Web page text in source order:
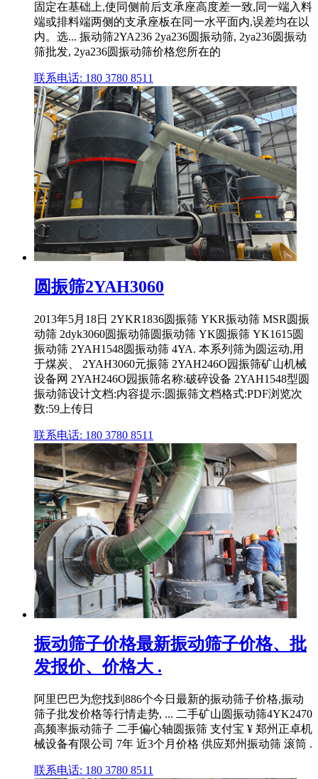
固定在基础上,使同侧前后支承座高度差一致,同一端入料
端或排料端两侧的支承座板在同一水平面内,误差均在以
内。选... 振动筛2YA236 2ya236圆振动筛, 2ya236圆振动
筛批发, 2ya236圆振动筛价格您所在的
联系电话: 180 3780 8511
圆振筛2YAH3060
2013年5月18日 2YKR1836圆振筛 YKR振动筛 MSR圆振
动筛 2dyk3060圆振动筛圆振动筛 YK圆振筛 YK1615圆
振动筛 2YAH1548圆振动筛 4YA. 本系列筛为圆运动,用
于煤炭、 2YAH3060元振筛 2YAH246O园振筛矿山机械
设备网 2YAH246O园振筛名称:破碎设备 2YAH1548型圆
振动筛设计文档:内容提示:圆振筛文档格式:PDF浏览次
数:59上传日
联系电话: 180 3780 8511
振动筛子价格最新振动筛子价格、批
发报价、价格大 .
阿里巴巴为您找到886个今日最新的振动筛子价格,振动
筛子批发价格等行情走势, ... 二手矿山圆振动筛4YK2470
高频率振动筛子 二手偏心轴圆振筛 支付宝 ¥ 郑州正卓机
械设备有限公司 7年 近3个月价格 供应郑州振动筛 滚筒 .
联系电话: 180 3780 8511